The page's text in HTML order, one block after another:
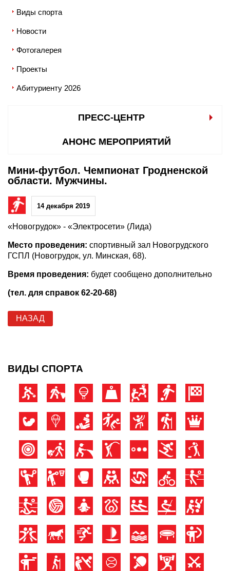
Виды спорта
Новости
Фотогалерея
Проекты
Абитуриенту 2026
ПРЕСС-ЦЕНТР
АНОНС МЕРОПРИЯТИЙ
Мини-футбол. Чемпионат Гродненской
области. Мужчины.
14 декабря 2019
«Новогрудок» - «Электросети» (Лида)
Место проведения: спортивный зал Новогрудского
ГСПЛ (Новогрудок, ул. Минская, 68).
Время проведения: будет сообщено дополнительно
(тел. для справок 62-20-68)
НАЗАД
ВИДЫ СПОРТА